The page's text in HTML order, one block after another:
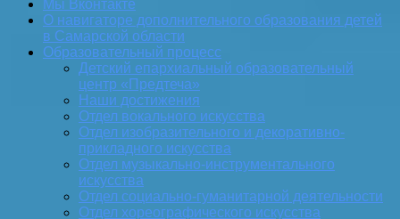
Мы Вконтакте
О навигаторе дополнительного образования детей
в Самарской области
Образовательный процесс
Детский епархиальный образовательный
центр «Предтеча»
Наши достижения
Отдел вокального искусства
Отдел изобразительного и декоративно-
прикладного искусства
Отдел музыкально-инструментального
искусства
Отдел социально-гуманитарной деятельности
Отдел хореографического искусства